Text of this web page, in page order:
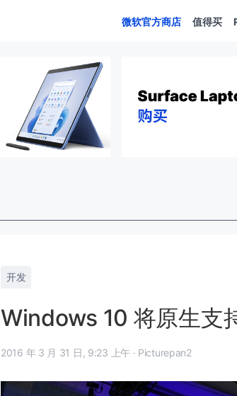
微软官方商店 值得买
开发
Windows 10 将原生支
2016 年 3 月 31 日, 9:23 上午 · Picturepan2